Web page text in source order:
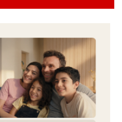
Bank's ratings and changes
stable
9 days ago
Europe: "Armenian Virtuosos"
Embark on Educational Trips to